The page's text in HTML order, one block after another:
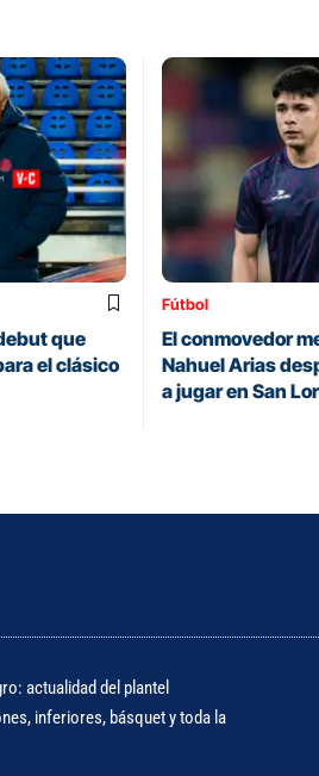
que
el clásico
Fútbol
El conmovedor
Nahuel Arias
a jugar en San
actualidad del plantel
inferiores, básquet y toda la